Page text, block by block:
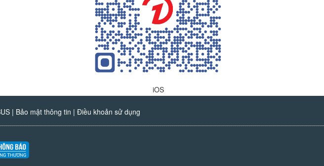
iOS
| Bảo mật thông tin | Điều khoản sử dụng